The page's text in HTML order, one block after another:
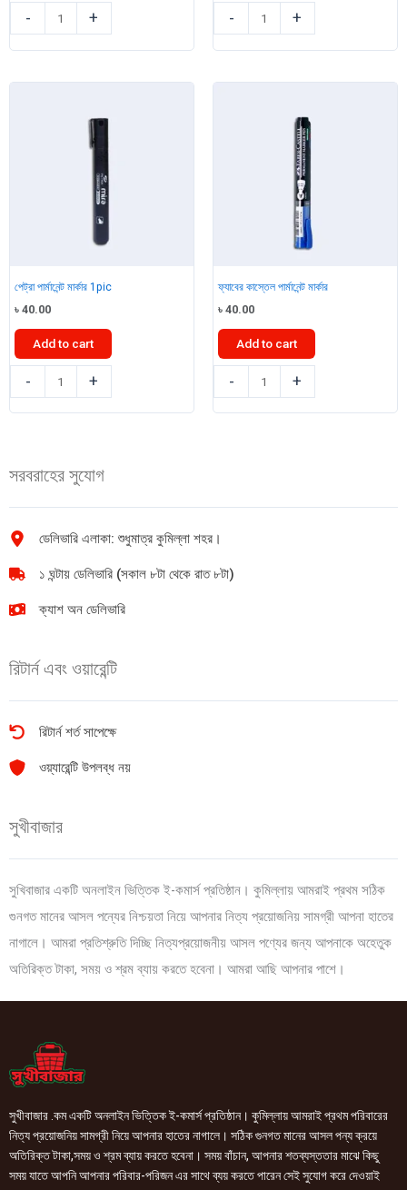
-
শার্পেনার
5pcs
+ -
হোয়াইট
বোর্ড
+
পেট্রা পার্মানেন্ট মার্কার 1pic
৳ 40.00
Add to cart
-
পার্মানেন্ট
মার্কার
+
ফ্যাবের কাস্তেল পার্মানেন্ট মার্কার
৳ 40.00
Add to cart
-
কাস্তেল
পার্মানেন্ট
+
সরবরাহের সুযোগ
ডেলিভারি এলাকা: শুধুমাত্র কুমিল্লা শহর।
১ ঘন্টায় ডেলিভারি (সকাল ৮টা থেকে রাত ৮টা)
ক্যাশ অন ডেলিভারি
রিটার্ন এবং ওয়ারেন্টি
রিটার্ন শর্ত সাপেক্ষে
ওয়্যারেন্টি উপলব্ধ নয়
সুখীবাজার
সুখিবাজার একটি অনলাইন ভিত্তিক ই-কমার্স প্রতিষ্ঠান। কুমিল্লায় আমরাই প্রথম সঠিক
গুনগত মানের আসল পন্যের নিশ্চয়তা নিয়ে আপনার নিত্য প্রয়োজনিয় সামগ্রী আপনা হাতের
নাগালে। আমরা প্রতিশ্রুতি দিচ্ছি নিত্যপ্রয়োজনীয় আসল পণ্যের জন্য আপনাকে অহেতুক
অতিরিক্ত টাকা, সময় ও শ্রম ব্যায় করতে হবেনা। আমরা আছি আপনার পাশে।
সুখীবাজার .কম একটি অনলাইন ভিত্তিক ই-কমার্স প্রতিষ্ঠান। কুমিল্লায় আমরাই প্রথম পরিবারের
নিত্য প্রয়োজনিয় সামগ্রী নিয়ে আপনার হাতের নাগালে। সঠিক গুনগত মানের আসল পন্য ক্রয়ে
অতিরিক্ত টাকা,সময় ও শ্রম ব্যায় করতে হবেনা। সময় বাঁচান, আপনার শতব্যস্ততার মাঝে কিছু
সময় যাতে আপনি আপনার পরিবার-পরিজন এর সাথে ব্যয় করতে পারেন সেই সুযোগ করে দেওয়াই